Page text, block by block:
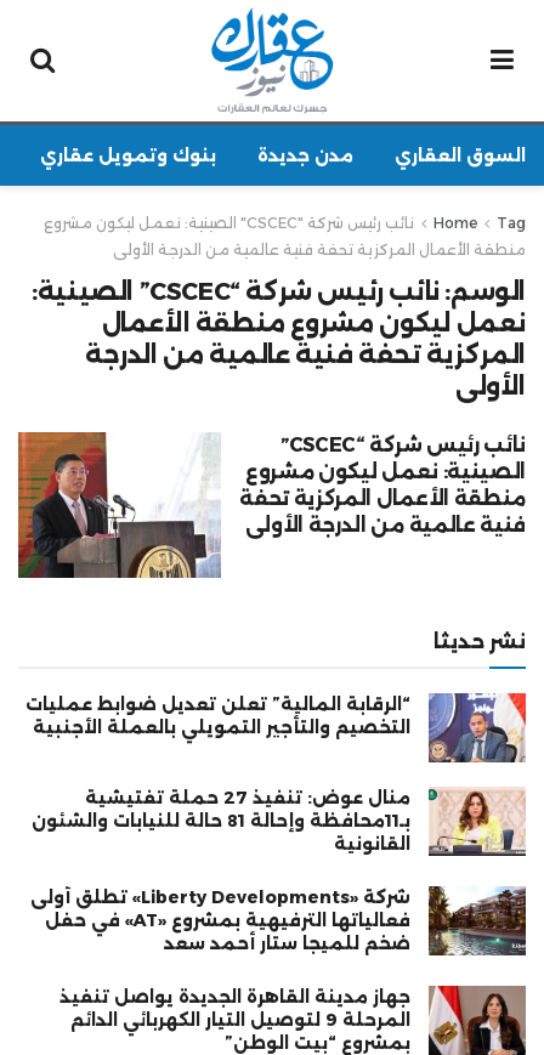
السوق العقاري مدن جديدة بنوك وتمويل عقاري
Home Tag
نائب رئيس شركة "CSCEC" الصينية: نعمل ليكون مشروع
منطقة الأعمال المركزية تحفة فنية عالمية من الدرجة الأولى
الوسم:
نائب رئيس شركة “CSCEC” الصينية:
نعمل ليكون مشروع منطقة الأعمال
المركزية تحفة فنية عالمية من الدرجة
الأولى
نائب رئيس شركة “CSCEC”
الصينية: نعمل ليكون مشروع
منطقة الأعمال المركزية تحفة
فنية عالمية من الدرجة الأولى
نشر حديثا
“الرقابة المالية” تعلن تعديل ضوابط عمليات
التخصيم والتأجير التمويلي بالعملة الأجنبية
منال عوض: تنفيذ 27 حملة تفتيشية
بـ11محافظة وإحالة 81 حالة للنيابات والشئون
القانونية
شركة «Liberty Developments» تطلق أولى
فعالياتها الترفيهية بمشروع «AT» في حفل
ضخم للميجا ستار أحمد سعد
جهاز مدينة القاهرة الجديدة يواصل تنفيذ
المرحلة 9 لتوصيل التيار الكهربائي الدائم
بمشروع “بيت الوطن”